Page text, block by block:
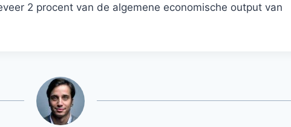
2 procent van de algemene economische output van